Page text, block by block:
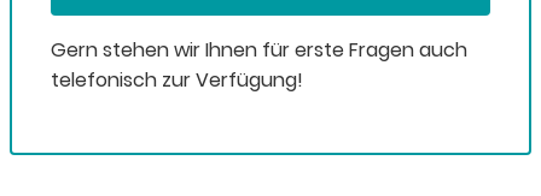
Gern stehen wir Ihnen für erste Fragen auch
telefonisch zur Verfügung!